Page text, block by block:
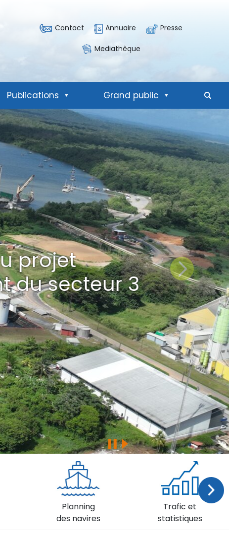
Contact Annuaire Presse
Mediathèque
Publications Grand public
Suivant
Planning
des navires
Trafic et
statistiques